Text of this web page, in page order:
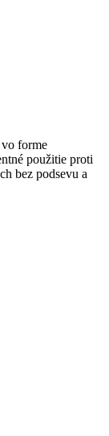
forme
použitie proti
bez podsevu a